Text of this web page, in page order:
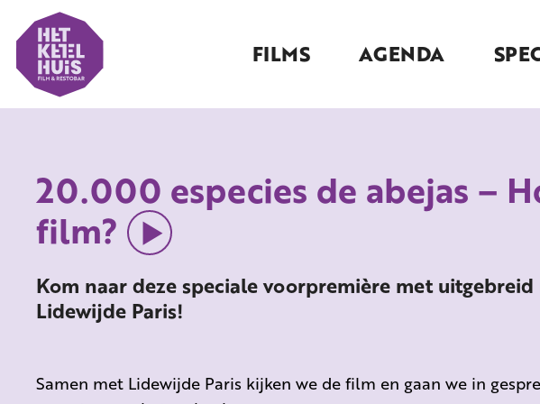
FILMS AGENDA
20.000 especies de abejas –
film?
Kom naar deze speciale voorpremière met
Lidewijde Paris!
Samen met Lidewijde Paris kijken we de film en gaan we in